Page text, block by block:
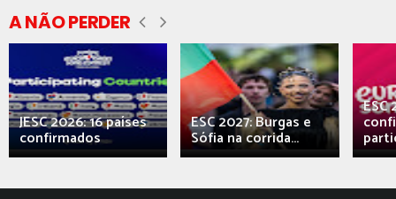
A NÃO PERDER
JESC 2026: 16 países
confirmados
ESC 2027: Burgas e
Sófia na corrida...
ESC